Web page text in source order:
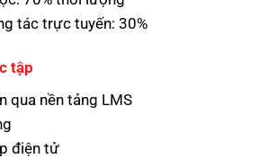
tác trực tuyến: 30%
tập
nền tảng LMS
điện tử